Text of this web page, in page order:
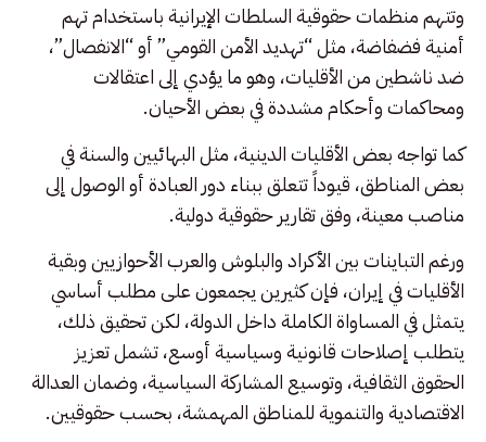
وتتهم منظمات حقوقية السلطات الإيرانية باستخدام تهم
أمنية فضفاضة، مثل “تهديد الأمن القومي” أو “الانفصال”،
ضد ناشطين من الأقليات، وهو ما يؤدي إلى اعتقالات
ومحاكمات وأحكام مشددة في بعض الأحيان.
كما تواجه بعض الأقليات الدينية، مثل البهائيين والسنة في
بعض المناطق، قيوداً تتعلق ببناء دور العبادة أو الوصول إلى
مناصب معينة، وفق تقارير حقوقية دولية.
ورغم التباينات بين الأكراد والبلوش والعرب الأحوازيين وبقية
الأقليات في إيران، فإن كثيرين يجمعون على مطلب أساسي
يتمثل في المساواة الكاملة داخل الدولة، لكن تحقيق ذلك،
يتطلب إصلاحات قانونية وسياسية أوسع، تشمل تعزيز
الحقوق الثقافية، وتوسيع المشاركة السياسية، وضمان العدالة
الاقتصادية والتنموية للمناطق المهمشة، بحسب حقوقيين.